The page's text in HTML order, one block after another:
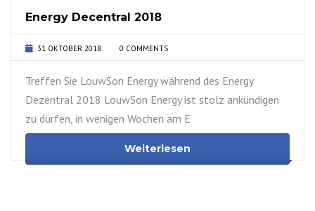
Energy Decentral 2018
31 OKTOBER 2018 0 COMMENTS
Treffen Sie LouwSon Energy während des Energy
Dezentral 2018 LouwSon Energy ist stolz ankündigen
zu dürfen, in wenigen Wochen am E
Weiterlesen